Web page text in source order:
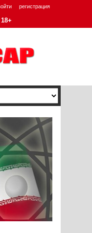
регистрация
18+